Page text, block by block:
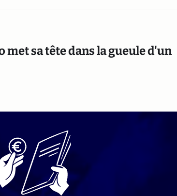
met sa tête dans la gueule d'un